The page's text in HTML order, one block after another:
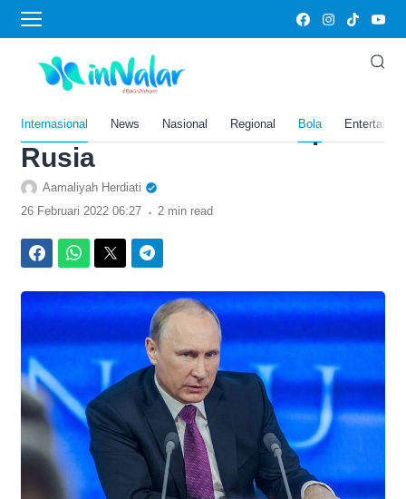
Internasional News Nasional Regional Bola
Home›Bola
Ini Alasan Mengapa
Vladimir Putin Menjadi
Presiden Seumur Hidup
Rusia
Aamaliyah Herdiati
26 Februari 2022 06:27 . 2 min read